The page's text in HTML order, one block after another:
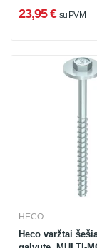
23,95 € su PVM
HECO
Heco varžtai